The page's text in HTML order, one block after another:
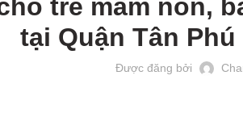
trẻ mầm non,
tại Quận Tân Phú
Được đăng bởi